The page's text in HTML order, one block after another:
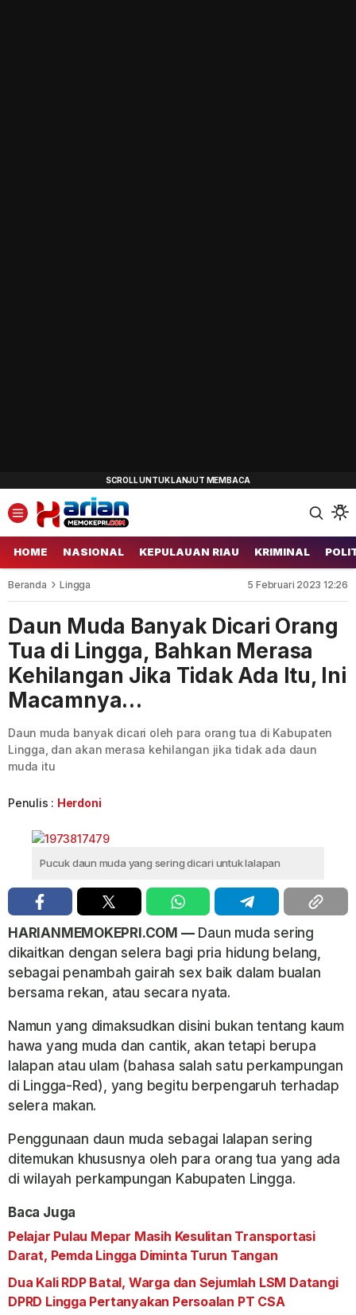
HOME NASIONAL KEPULAUAN RIAU KRIMINAL
Beranda Lingga 5 Februari 2023 12:26
Daun Muda Banyak Dicari Orang
Tua di Lingga, Bahkan Merasa
Kehilangan Jika Tidak Ada Itu, Ini
Macamnya…
Daun muda banyak dicari oleh para orang tua di Kabupaten
Lingga, dan akan merasa kehilangan jika tidak ada daun
muda itu
Penulis : Herdoni
Pucuk daun muda yang sering dicari untuk lalapan
HARIANMEMOKEPRI.COM —Daun muda sering
dikaitkan dengan selera bagi pria hidung belang,
sebagai penambah gairah sex baik dalam bualan
bersama rekan, atau secara nyata.
Namun yang dimaksudkan disini bukan tentang kaum
hawa yang muda dan cantik, akan tetapi berupa
lalapan atau ulam (bahasa salah satu perkampungan
di Lingga-Red), yang begitu berpengaruh terhadap
selera makan.
Penggunaan daun muda sebagai lalapan sering
ditemukan khususnya oleh para orang tua yang ada
di wilayah perkampungan Kabupaten Lingga.
Baca Juga
Pelajar Pulau Mepar Masih Kesulitan Transportasi
Darat, Pemda Lingga Diminta Turun Tangan
Dua Kali RDP Batal, Warga dan Sejumlah LSM Datangi
DPRD Lingga Pertanyakan Persoalan PT CSA